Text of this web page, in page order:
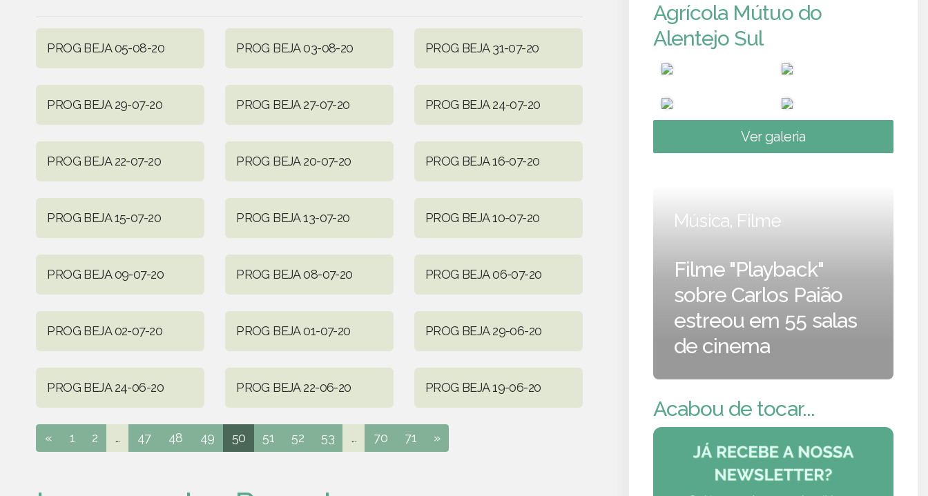
PROG BEJA 05-08-20 PROG BEJA 03-08-20 PROG BEJA 31-07-20
PROG BEJA 29-07-20 PROG BEJA 27-07-20 PROG BEJA 24-07-20
PROG BEJA 22-07-20 PROG BEJA 20-07-20 PROG BEJA 16-07-20
PROG BEJA 15-07-20 PROG BEJA 13-07-20 PROG BEJA 10-07-20
PROG BEJA 09-07-20 PROG BEJA 08-07-20 PROG BEJA 06-07-20
PROG BEJA 02-07-20 PROG BEJA 01-07-20 PROG BEJA 29-06-20
PROG BEJA 24-06-20 PROG BEJA 22-06-20 PROG BEJA 19-06-20
« 1 2 ... 47 48 49 50 51 52 53 ... 70 71 »
Agrícola Mútuo do
Alentejo Sul
Ver galeria
Música, Filme
Filme "Playback"
sobre Carlos Paião
estreou em 55 salas
de cinema
Acabou de tocar...